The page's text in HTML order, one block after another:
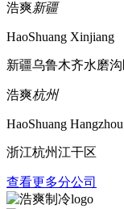
浩爽新疆
HaoShuang Xinjiang
新疆乌鲁木齐水磨沟
浩爽杭州
HaoShuang Hangzhou
浙江杭州江干区
查看更多分公司